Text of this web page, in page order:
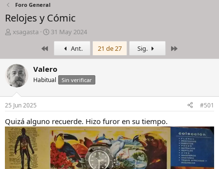
Foro General
Relojes y Cómic
I
c
i
a
d
o
r
d
e
l
h
i
l
o
xsagasta
F
h
a
e
i
c
i
o
31 May 2024
PrimeroAnt. 21 de 27 Sig.
Valero
Habitual Sin verificar
25 Jun 2025 #501
Quizá alguno recuerde. Hizo furor en su tiempo.